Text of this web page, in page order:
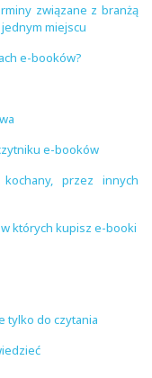
związane z branżą
miejscu
e-booków?
e-booków
przez innych
których kupisz e-booki
tylko do czytania